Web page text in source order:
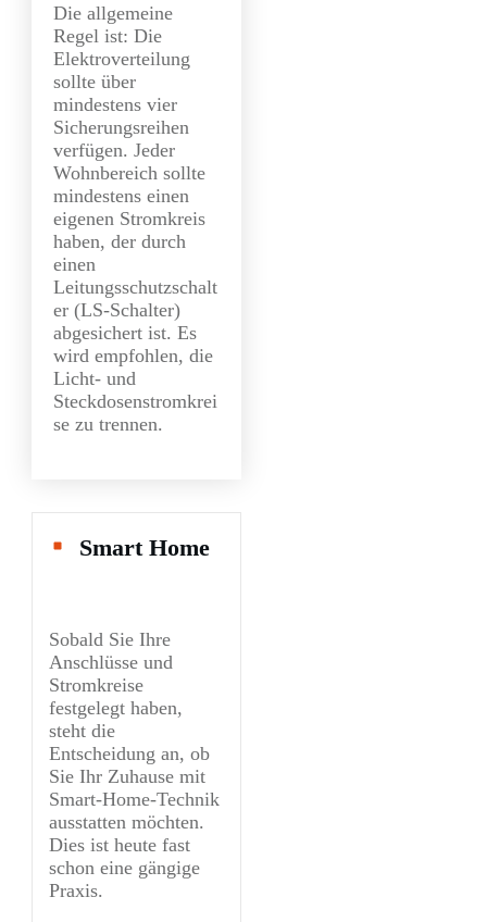
Die allgemeine
Regel ist: Die
Elektroverteilung
sollte über
mindestens vier
Sicherungsreihen
verfügen. Jeder
Wohnbereich sollte
mindestens einen
eigenen Stromkreis
haben, der durch
einen
Leitungsschutzschalt
er (LS-Schalter)
abgesichert ist. Es
wird empfohlen, die
Licht- und
Steckdosenstromkrei
se zu trennen.
Smart Home
Sobald Sie Ihre
Anschlüsse und
Stromkreise
festgelegt haben,
steht die
Entscheidung an, ob
Sie Ihr Zuhause mit
Smart-Home-Technik
ausstatten möchten.
Dies ist heute fast
schon eine gängige
Praxis.